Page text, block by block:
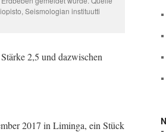
Seismologian instituutti
2,5 und dazwischen
2017 in Liminga, ein Stück